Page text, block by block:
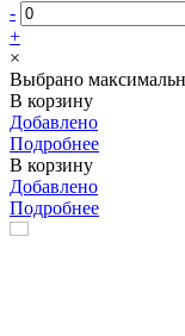
-
+
×
Выбрано
В корзину
Добавлено
Подробнее
В корзину
Добавлено
Подробнее